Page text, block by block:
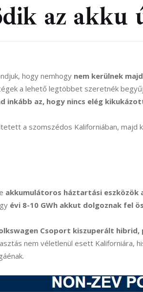
az akku
hogy nemhogy nem kerülnek
a lehető legtöbbet szeretnék
inkább az, hogy nincs elég
a szomszédos Kaliforniában,
akkumulátoros háztartási eszközök
évi 8-10 GWh akkut dolgoznak fel
Csoport kiszuperált
nem véletlenül esett Kaliforniára,